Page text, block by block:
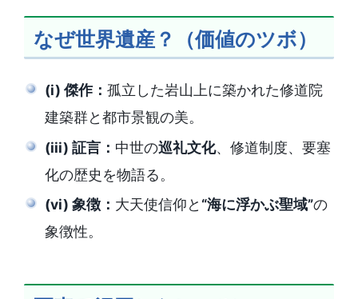
なぜ世界遺産？（価値のツボ）
(i) 傑作： 孤立した岩山上に築かれた修道院
建築群と都市景観の美。
(iii) 証言： 中世の巡礼文化、修道制度、要塞
化の歴史を物語る。
(vi) 象徴： 大天使信仰と “海に浮かぶ聖域”の
象徴性。